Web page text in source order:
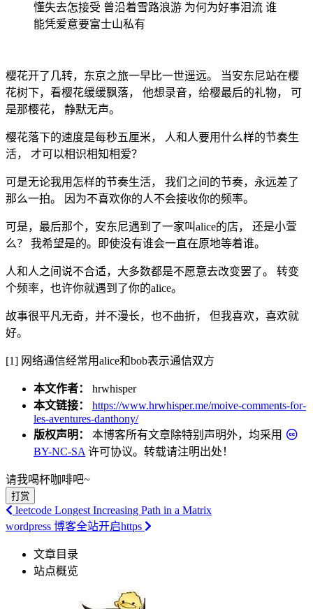
懂失去怎接受 曾沿着雪路浪游 为何为好事泪流 谁
能凭爱意要富士山私有
樱花开了几转，东京之旅一早比一世遥远。 当安东尼站在樱
花树下，看樱花缓缓飘落， 他想录音，给樱最后的礼物， 可
是那樱花， 静默无声。
樱花落下的速度是每秒五厘米， 人和人要用什么样的节奏生
活， 才可以相识相知相爱？
可是无论我用怎样的节奏生活， 我们之间的节奏，永远差了
那么一拍。 因为不喜欢你的人不会接收你的频率。
可是，最后那个，安东尼遇到了一家叫alice的店， 还是小萱
么？ 我希望是的。即使没有谁会一直在原地等着谁。
人和人之间说不合适，大多数都是不愿意去改变罢了。 转变
个频率，也许你就遇到了你的alice。
故事很平凡无奇，并不漫长，也不曲折， 但我喜欢，喜欢就
好。
[1] 网络通信经常用alice和bob表示通信双方
本文作者： hrwhisper
本文链接：
https://www.hrwhisper.me/moive-comments-for-
les-aventures-danthony/
版权声明： 本博客所有文章除特别声明外，均采用
BY-NC-SA 许可协议。转载请注明出处！
请我喝杯咖啡吧~
打赏
leetcode Longest Increasing Path in a Matrix
wordpress 博客全站开启https
文章目录
站点概览